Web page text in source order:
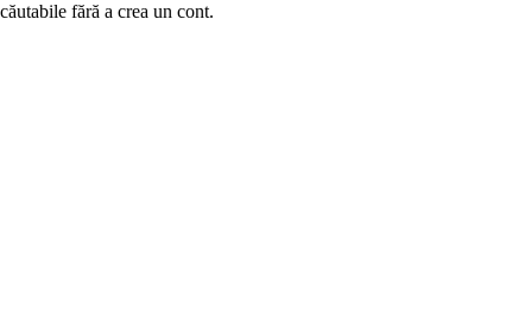
fără a crea un cont.